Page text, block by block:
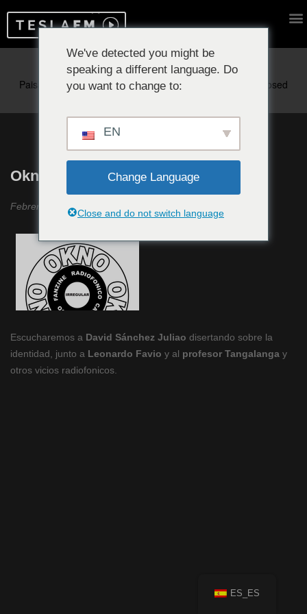
Reproduciendo ahora:
Okno Okno Okno #39
Febrero 2022
Escucharemos a David Sánchez Juliao disertando sobre la
identidad, junto a Leonardo Favio y al profesor Tangalanga y
otros vicios radiofonicos.
ES_ES
We've detected you might be
speaking a different language. Do
you want to change to:
EN
Change Language
Close and do not switch language